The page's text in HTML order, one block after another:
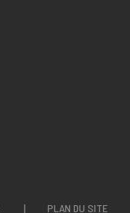
PLAN DU SITE